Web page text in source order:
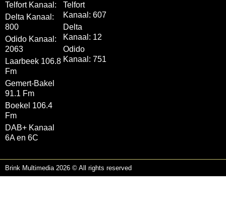
Telfort Kanaal:
Delta Kanaal:
800
Odido Kanaal:
2063
Laarbeek 106.8
Fm
Gemert-Bakel
91.1 Fm
Boekel 106.4
Fm
DAB+ Kanaal
6A en 6C
Telfort
Kanaal: 607
Delta
Kanaal: 12
Odido
Kanaal: 751
Brink Multimedia 2026 © All rights reserved